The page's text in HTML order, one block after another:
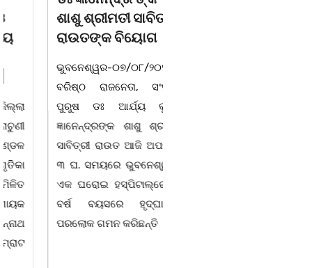
ଶାଶୁ ଶ୍ରୀମତୀ ସାବିତ୍ରୀ
ରାଉତଙ୍କ ବିୟୋଗ
ଭୁବନେଶ୍ୱର-୦୭/୦୮/୨୦୨୬:
ବରିଷ୍ଠ ରାଜନେତା, ସଂସ୍କୃତି
ପୁରୁଷ ଡଃ ଆର୍ଯ୍ୟ କୁମାର
ଜ୍ଞାନେନ୍ଦ୍ରଙ୍କ ଶାଶୁ ଶ୍ରୀମତୀ
ସାବିତ୍ରୀ ରାଉତ ଆଜି ଅପରାହ୍ନ
୩ ଘ. ସମୟରେ ଭୁବନେଶ୍ୱରର
ଏକ ଘରୋଇ ହସ୍ପିଟାଲ୍ରେ ୮୭
ବର୍ଷ ବୟସରେ ହୃଦ୍ଘାତରେ
ପରଲୋକ ଗମନ କରିଛନ୍ତି ।